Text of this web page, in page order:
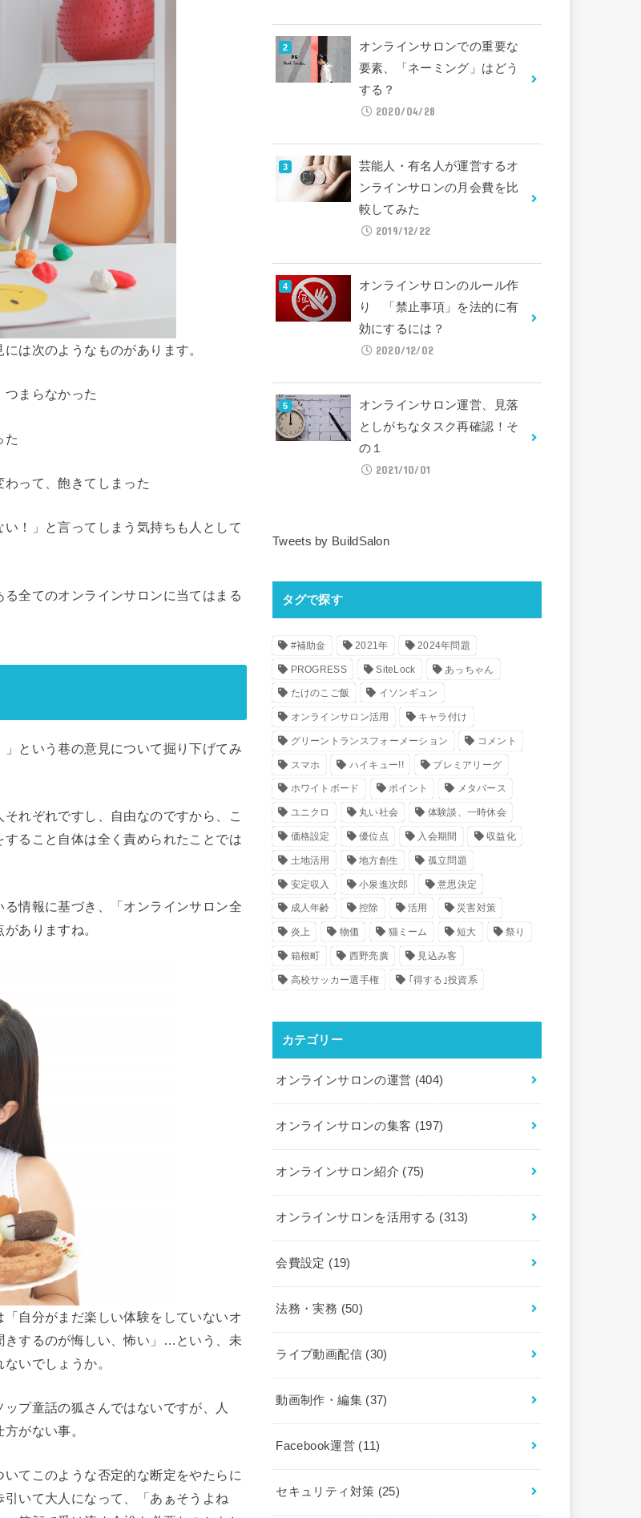
は次のようなものがあります。
つまらなかった
た
わって、飽きてしまった
！」と言ってしまう気持ちも人として
全てのオンラインサロンに当てはまる
という巷の意見について掘り下げてみ
れぞれですし、自由なのですから、こ
ること自体は全く責められたことでは
情報に基づき、「オンラインサロン全
ありますね。
自分がまだ楽しい体験をしていないオ
きするのが悔しい、怖い」…という、未
いでしょうか。
プ童話の狐さんではないですが、人
がない事。
てこのような否定的な断定をやたらに
いて大人になって、「あぁそうよね
オンラインサロンでの重要な
要素、「ネーミング」はどう
する？
2020/04/28
芸能人・有名人が運営するオ
ンラインサロンの月会費を比
較してみた
2019/12/22
オンラインサロンのルール作
り 「禁止事項」を法的に有
効にするには？
2020/12/02
オンラインサロン運営、見落
としがちなタスク再確認！そ
の１
2021/10/01
Tweets by BuildSalon
タグで探す
#補助金 2021年 2024年問題
PROGRESS SiteLock あっちゃん
たけのこご飯 イソンギュン
オンラインサロン活用 キャラ付け
グリーントランスフォーメーション コメント
スマホ ハイキュー!! プレミアリーグ
ホワイトボード ポイント メタバース
ユニクロ 丸い社会 体験談、一時休会
価格設定 優位点 入会期間 収益化
土地活用 地方創生 孤立問題
安定収入 小泉進次郎 意思決定
成人年齢 控除 活用 災害対策
炎上 物価 猫ミーム 短大 祭り
箱根町 西野亮廣 見込み客
高校サッカー選手権 ｢得する｣投資系
カテゴリー
オンラインサロンの運営 (404)
オンラインサロンの集客 (197)
オンラインサロン紹介 (75)
オンラインサロンを活用する (313)
会費設定 (19)
法務・実務 (50)
ライブ動画配信 (30)
動画制作・編集 (37)
Facebook運営 (11)
セキュリティ対策 (25)